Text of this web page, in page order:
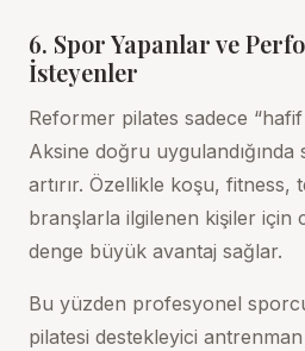
6. Spor Yapanlar ve
İsteyenler
Reformer pilates sadece
Aksine doğru uygulandığında
artırır. Özellikle koşu, fitness,
branşlarla ilgilenen kişiler için
denge büyük avantaj sağlar.
Bu yüzden profesyonel
pilatesi destekleyici